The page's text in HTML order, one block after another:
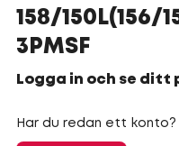
158/150L(156/
3PMSF
Logga in och se ditt
Har du redan ett konto?